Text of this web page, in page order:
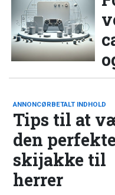
ANNONCØRBETALT INDHOLD
Tips til at
den perfekte
skijakke til
herrer